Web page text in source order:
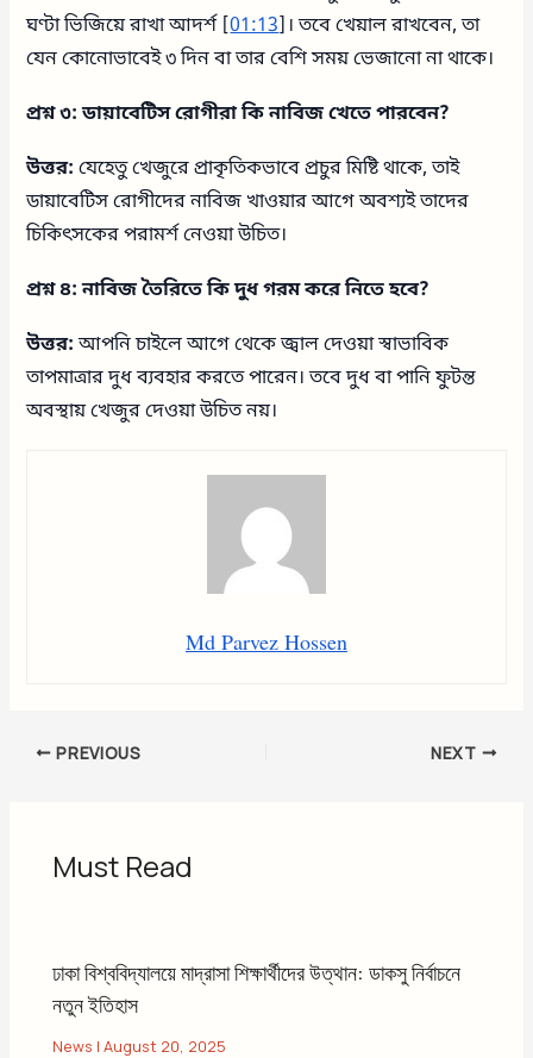
ঘণ্টা ভিজিয়ে রাখা আদর্শ [01:13]। তবে খেয়াল রাখবেন, তা
যেন কোনোভাবেই ৩ দিন বা তার বেশি সময় ভেজানো না থাকে।
প্রশ্ন ৩: ডায়াবেটিস রোগীরা কি নাবিজ খেতে পারবেন?
উত্তর: যেহেতু খেজুরে প্রাকৃতিকভাবে প্রচুর মিষ্টি থাকে, তাই
ডায়াবেটিস রোগীদের নাবিজ খাওয়ার আগে অবশ্যই তাদের
চিকিৎসকের পরামর্শ নেওয়া উচিত।
প্রশ্ন ৪: নাবিজ তৈরিতে কি দুধ গরম করে নিতে হবে?
উত্তর:আপনি চাইলে আগে থেকে জ্বাল দেওয়া স্বাভাবিক
তাপমাত্রার দুধ ব্যবহার করতে পারেন। তবে দুধ বা পানি ফুটন্ত
অবস্থায় খেজুর দেওয়া উচিত নয়।
Md Parvez Hossen
PREVIOUS NEXT
Must Read
ঢাকা বিশ্ববিদ্যালয়ে মাদ্রাসা শিক্ষার্থীদের উত্থান: ডাকসু নির্বাচনে
নতুন ইতিহাস
News |August 20, 2025